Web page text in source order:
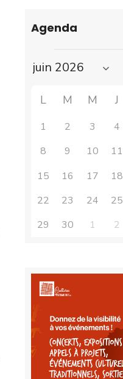
Agenda
L M M J
1 2 3 4
8
9 10 11
15
16 17 18
22
23 24 25
29
30 1 2